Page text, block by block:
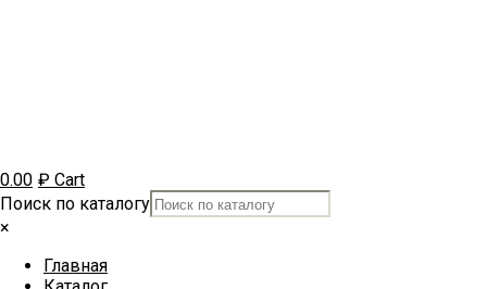
0.00 ₽ Cart
Поиск по каталогу
×
Главная